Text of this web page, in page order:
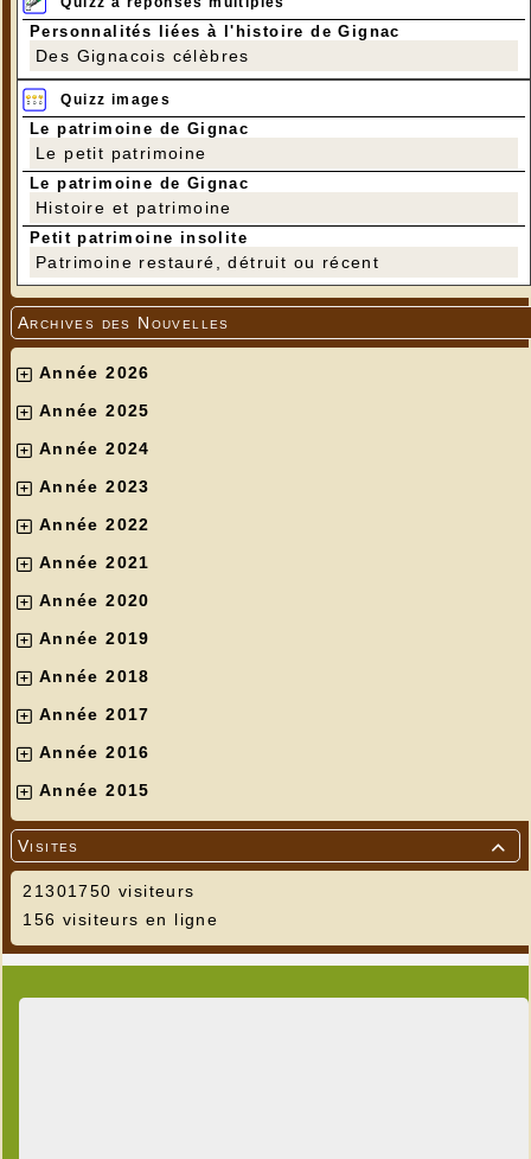
Personnalités liées à l'histoire de Gignac
Des Gignacois célèbres
Quizz images
Le patrimoine de Gignac
Le petit patrimoine
Le patrimoine de Gignac
Histoire et patrimoine
Petit patrimoine insolite
Patrimoine restauré, détruit ou récent
Archives des Nouvelles
Année 2026
Année 2025
Année 2024
Année 2023
Année 2022
Année 2021
Année 2020
Année 2019
Année 2018
Année 2017
Année 2016
Année 2015

Visites
21301750 visiteurs
156 visiteurs en ligne